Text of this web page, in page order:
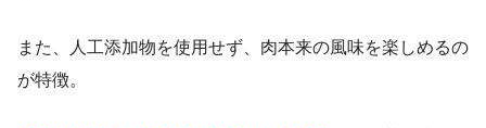
また、人工添加物を使用せず、肉本来の風味を楽しめるの
が特徴。